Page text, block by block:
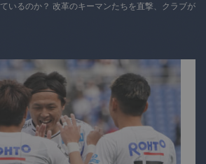
いるのか？ 改革のキーマンたちを直撃、クラブが